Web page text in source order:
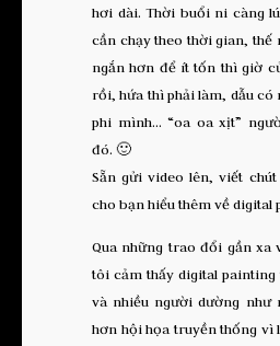
hơi dài. Thời buổi ni càng
cần chạy theo thời gian, thế
ngắn hơn để ít tốn thì giờ
rồi, hứa thì phải làm, dẫu
phi mình… “oa oa xịt”
đó. 🙂
Sẵn gửi video lên, viết
cho bạn hiểu thêm về digital
Qua những trao đổi gần xa
tôi cảm thấy digital painting
và nhiều người dường như
hơn hội họa truyền thống vì